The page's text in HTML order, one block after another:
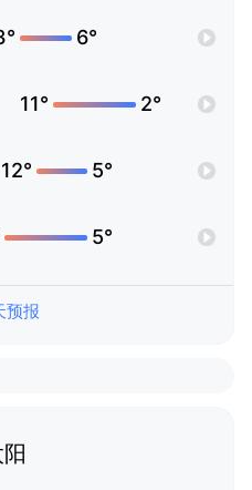
6°
11° 2°
12° 5°
5°
预报